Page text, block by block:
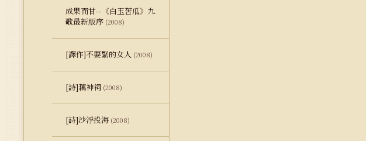
成果而甘--《白玉苦瓜》九
歌最新版序 (2008)
[譯作]不要緊的女人 (2008)
[詩]藕神祠 (2008)
[詩]沙浮投海 (2008)